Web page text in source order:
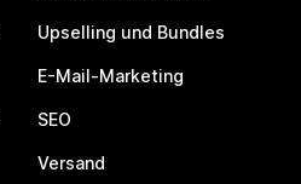
Upselling und Bundles
E-Mail-Marketing
SEO
Versand